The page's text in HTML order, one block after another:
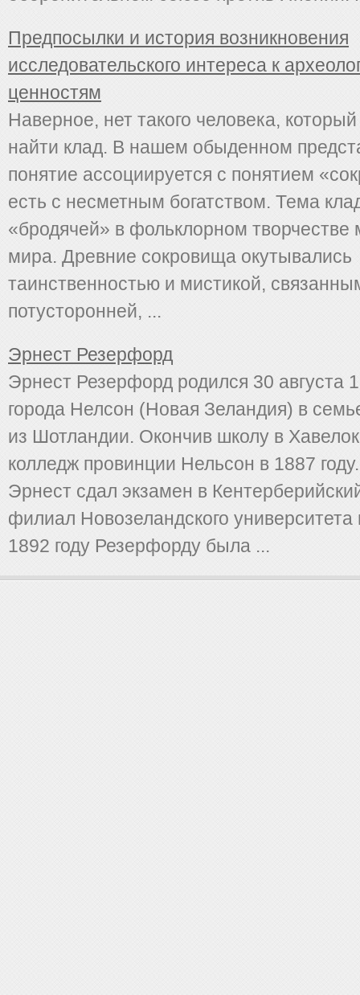
Предпосылки и история возникновения
исследовательского интереса к
ценностям
Наверное, нет такого человека,
найти клад. В нашем обыденном
понятие ассоциируется с понятием
есть с несметным богатством. Тема
«бродячей» в фольклорном творчестве
мира. Древние сокровища окутывались
таинственностью и мистикой,
потусторонней, ...
Эрнест Резерфорд
Эрнест Резерфорд родился 30 августа
города Нелсон (Новая Зеландия) в
из Шотландии. Окончив школу в
колледж провинции Нельсон в 1887
Эрнест сдал экзамен в
филиал Новозеландского
1892 году Резерфорду была ...